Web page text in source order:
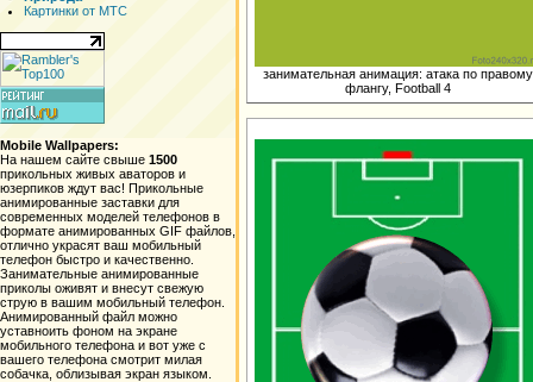
Картинки от МТС
Mobile Wallpapers:
На нашем сайте свыше 1500
прикольных живых аваторов и
юзерпиков ждут вас! Прикольные
анимированные заставки для
современных моделей телефонов в
формате анимированных GIF файлов,
отлично украсят ваш мобильный
телефон быстро и качественно.
Занимательные анимированные
приколы оживят и внесут свежую
струю в вашим мобильный телефон.
Анимированный файл можно
уставноить фоном на экране
мобильного телефона и вот уже с
вашего телефона смотрит милая
собачка, облизывая экран языком.
занимательная анимация: атака по правому
флангу, Football 4